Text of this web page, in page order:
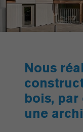
Nous
bois,
une